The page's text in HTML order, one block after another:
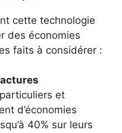
cette technologie
des économies
faits à considérer :
et
d’économies
40% sur leurs